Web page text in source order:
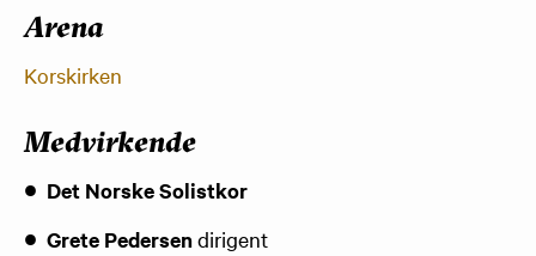
Arena
Korskirken
Medvirkende
Det Norske Solistkor
Grete Pedersendirigent